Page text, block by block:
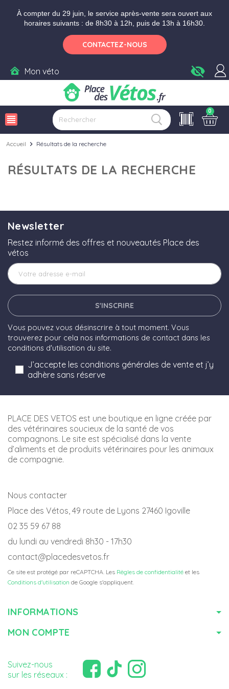
À compter du 29 juin, le service après-vente sera ouvert aux
horaires suivants : de 8h30 à 12h, puis de 13h à 16h30.
CONTACTEZ-NOUS
Mon véto visibility_off
view_headline
0
Accueil chevron_right Résultats de la recherche
RÉSULTATS DE LA RECHERCHE
Newsletter
Restez informé des offres et nouveautés Place des
vétos
S'INSCRIRE
Vous pouvez vous désinscrire à tout moment. Vous
trouverez pour cela nos informations de contact dans les
conditions d'utilisation du site.
J’accepte les conditions générales de vente et j’y
adhère sans réserve
PLACE DES VETOS est une boutique en ligne créée par
des vétérinaires soucieux de la santé de vos
compagnons. Le site est spécialisé dans la vente
d’aliments et de produits vétérinaires pour les animaux
de compagnie.
Nous contacter
Place des Vétos, 49 route de Lyons 27460 Igoville
02 35 59 67 88
du lundi au vendredi 8h30 - 17h30
contact@placedesvetos.fr
Ce site est protégé par reCAPTCHA. Les Règles de confidentialité et les
Conditions d'utilisation de Google s'appliquent.
INFORMATIONS
MON COMPTE
Suivez-nous
sur les réseaux :